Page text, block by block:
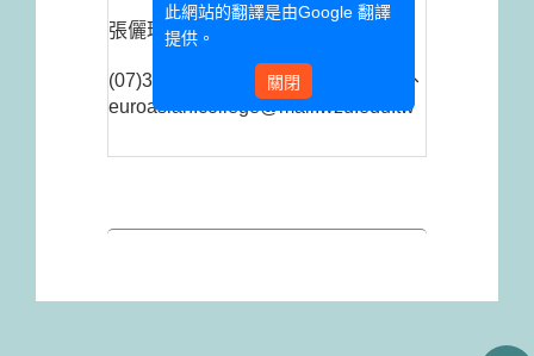
張儷瓊秘書
(07)3426031#5002、
euroasian.college@mail.wzu.edu.tw
此網站的翻譯是由Google 翻譯
提供。
關閉